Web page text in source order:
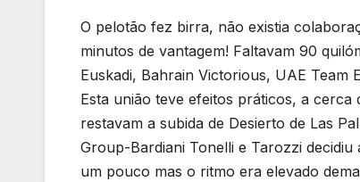
O pelotão fez birra, não existia
minutos de vantagem! Faltavam 90
Euskadi, Bahrain Victorious, UAE Team
Esta união teve efeitos práticos, a
restavam a subida de Desierto de Las
Group-Bardiani Tonelli e Tarozzi
um pouco mas o ritmo era elevado